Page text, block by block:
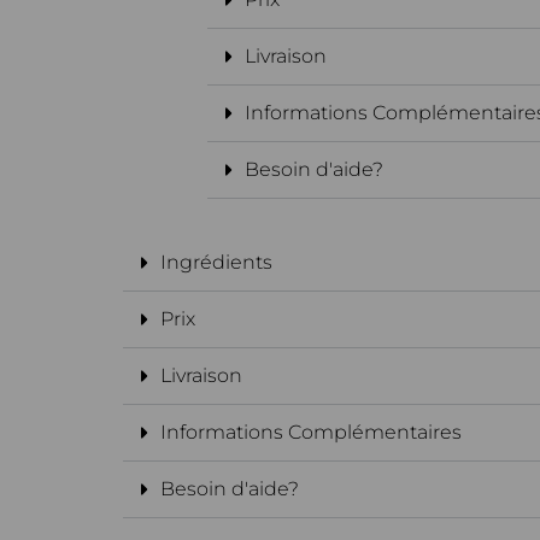
Livraison
Informations
Besoin d'aide?
Ingrédients
Prix
Livraison
Informations Complémentaires
Besoin d'aide?